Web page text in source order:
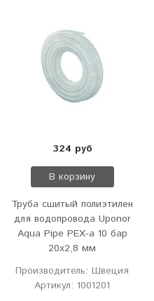
324 руб
В корзину
Труба сшитый полиэтилен
для водопровода Uponor
Aqua Pipe PEX-a 10 бар
20х2,8 мм
Производитель: Швеция
Артикул: 1001201